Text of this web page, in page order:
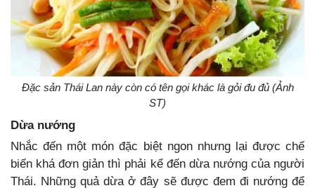
Đặc sản Thái Lan này còn có tên gọi khác là gỏi đu đủ (Ảnh
ST)
Dừa nướng
Nhắc đến một món đặc biệt ngon nhưng lại được chế
biến khá đơn giản thì phải kể đến dừa nướng của người
Thái. Những quả dừa ở đây sẽ được đem đi nướng để